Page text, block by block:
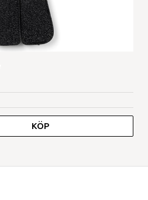
KÖP